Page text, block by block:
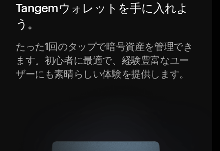
Tangemウォレットを手に入れよ
う。
たった1回のタップで暗号資産を管理でき
ます。初心者に最適で、経験豊富なユー
ザーにも素晴らしい体験を提供します。